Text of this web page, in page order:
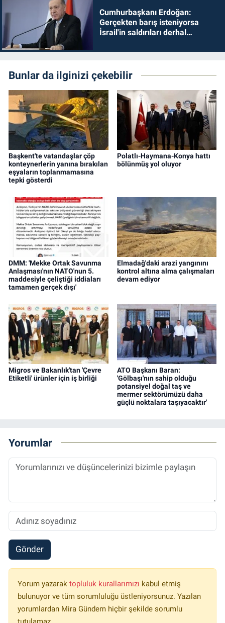
Cumhurbaşkanı Erdoğan:
Gerçekten barış isteniyorsa
İsrail'in saldırıları derhal
Bunlar da ilginizi çekebilir
Başkent'te vatandaşlar çöp
konteynerlerin yanına bırakılan
eşyaların toplanmamasına
tepki gösterdi
Polatlı-Haymana-Konya hattı
bölünmüş yol oluyor
DMM: 'Mekke Ortak Savunma
Anlaşması'nın NATO'nun 5.
maddesiyle çeliştiği iddiaları
tamamen gerçek dışı'
Elmadağ'daki arazi yangınını
kontrol altına alma çalışmaları
devam ediyor
Migros ve Bakanlık'tan 'Çevre
Etiketli' ürünler için iş birliği
ATO Başkanı Baran:
'Gölbaşı'nın sahip olduğu
potansiyel doğal taş ve
mermer sektörümüzü daha
güçlü noktalara taşıyacaktır'
Yorumlar
Gönder
Yorum yazarak topluluk kurallarımızı kabul etmiş
bulunuyor ve tüm sorumluluğu üstleniyorsunuz. Yazılan
yorumlardan Mira Gündem hiçbir şekilde sorumlu